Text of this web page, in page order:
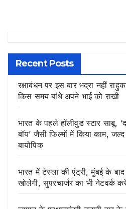
Recent Posts
रक्षाबंधन पर इस बार भद्रा नहीं
किस समय बांधे अपने भाई को राखी
भारत के पहले हॉलीवुड स्टार साबू,
बॉय’ जैसी फिल्मों में किया काम,
बायोपिक
भारत में टेस्ला की एंट्री, मुंबई के
खोलेगी, सुपरचार्जर का भी नेटवर्क